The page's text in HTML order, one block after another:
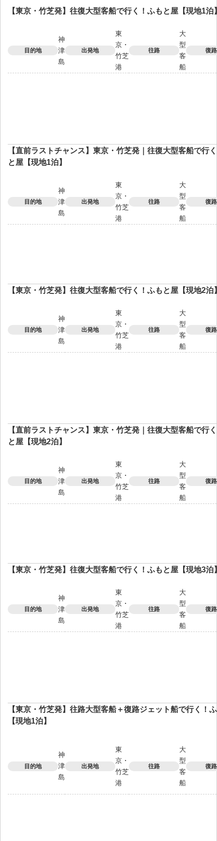
【東京・竹芝発】往復大型客船で行く！ふもと屋【現地1泊
目的地
神
津
島
出発地
東
京・
竹芝
港
往路
大
型
客
船
復路
【直前ラストチャンス】東京・竹芝発｜往復大型客船で行
と屋【現地1泊】
目的地
神
津
島
出発地
東
京・
竹芝
港
往路
大
型
客
船
復路
【東京・竹芝発】往復大型客船で行く！ふもと屋【現地2泊
目的地
神
津
島
出発地
東
京・
竹芝
港
往路
大
型
客
船
復路
【直前ラストチャンス】東京・竹芝発｜往復大型客船で行
と屋【現地2泊】
目的地
神
津
島
出発地
東
京・
竹芝
港
往路
大
型
客
船
復路
【東京・竹芝発】往復大型客船で行く！ふもと屋【現地3泊
目的地
神
津
島
出発地
東
京・
竹芝
港
往路
大
型
客
船
復路
【東京・竹芝発】往路大型客船＋復路ジェット船で行く！
【現地1泊】
目的地
神
津
島
出発地
東
京・
竹芝
港
往路
大
型
客
船
復路